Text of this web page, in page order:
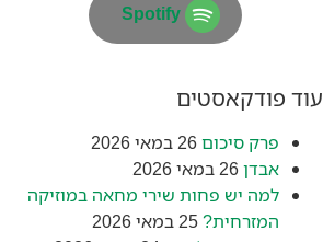
Spotify
עוד פודקאסטים
פרק סיכום26 במאי 2026
אבדן26 במאי 2026
למה יש פחות שירי מחאה במוזיקה
המזרחית?25 במאי 2026